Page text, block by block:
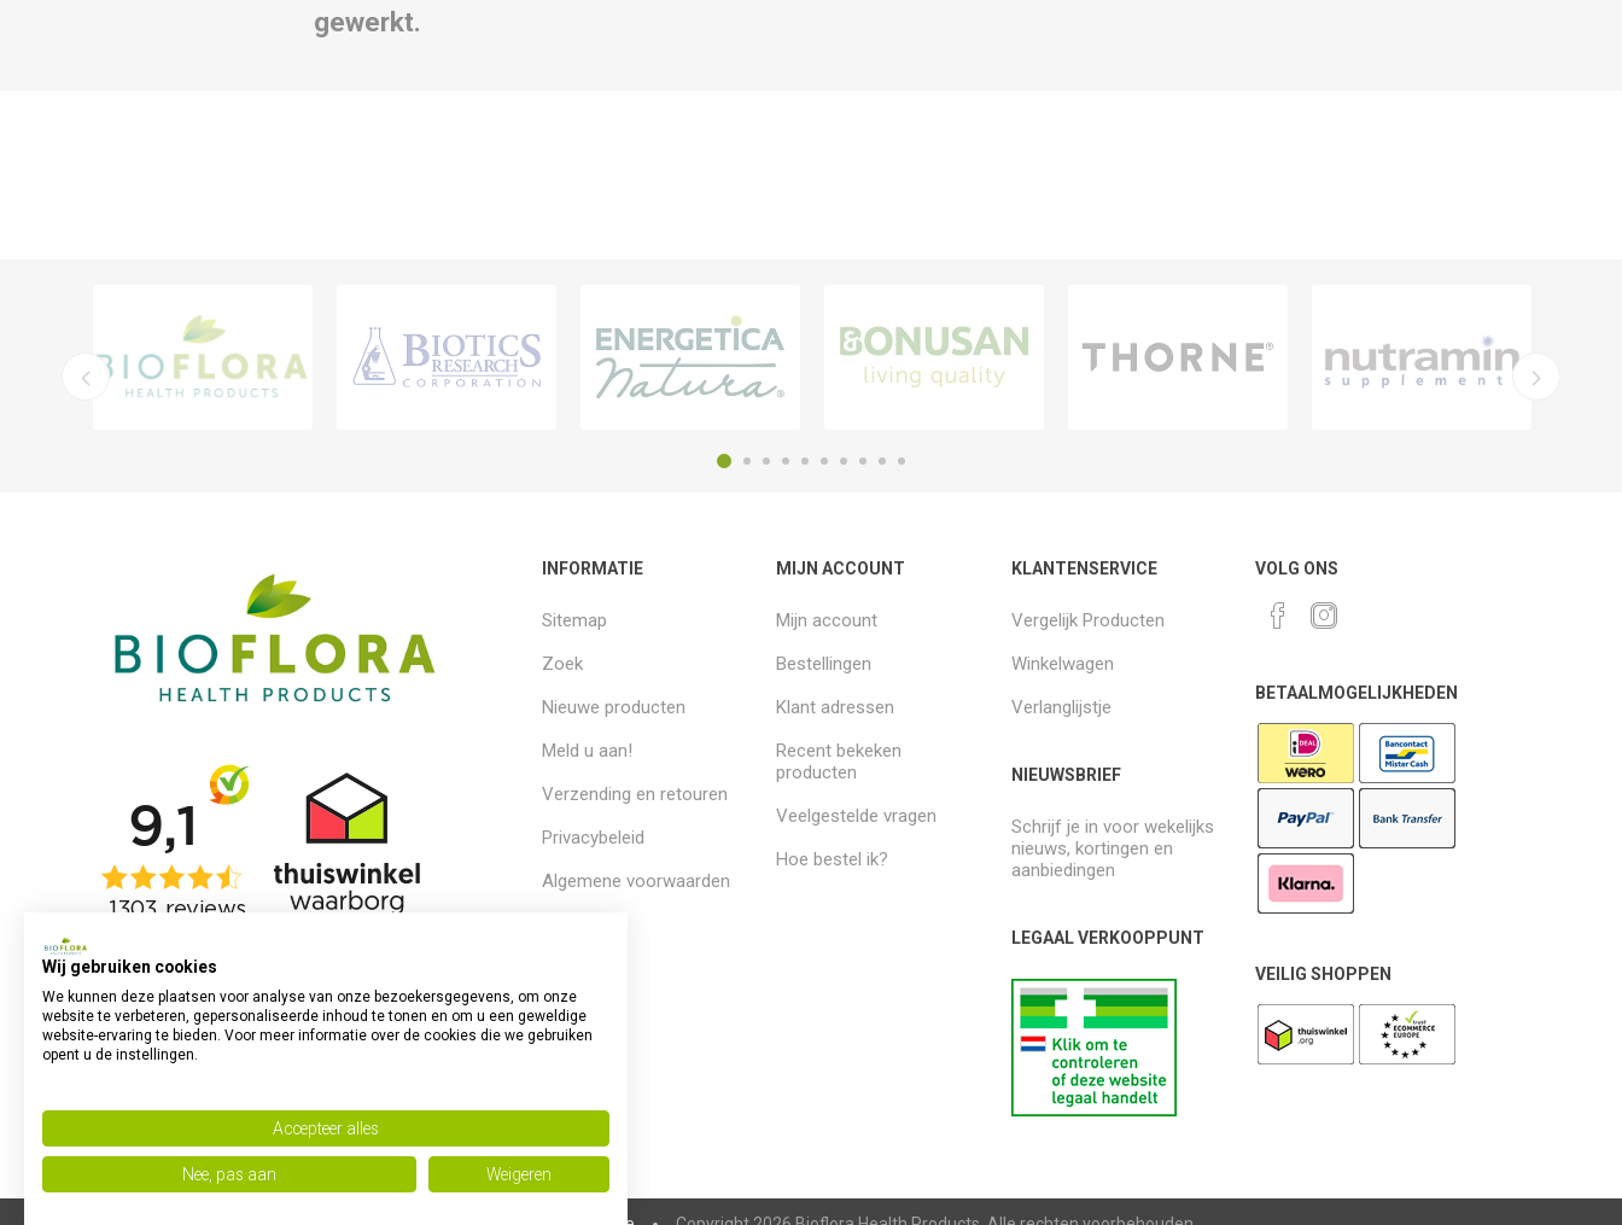
gewerkt.
INFORMATIE
Sitemap
Zoek
Nieuwe producten
Meld u aan!
Verzending en retouren
Privacybeleid
Algemene voorwaarden
MIJN ACCOUNT
Mijn account
Bestellingen
Klant adressen
Recent bekeken
producten
Veelgestelde vragen
Hoe bestel ik?
KLANTENSERVICE
Vergelijk Producten
Winkelwagen
Verlanglijstje
NIEUWSBRIEF
Schrijf je in voor wekelijks
nieuws, kortingen en
aanbiedingen
LEGAAL VERKOOPPUNT
VOLG ONS
BETAALMOGELIJKHEDEN
VEILIG SHOPPEN
Wij gebruiken cookies
We kunnen deze plaatsen voor analyse van onze bezoekersgegevens, om onze
website te verbeteren, gepersonaliseerde inhoud te tonen en om u een geweldige
website-ervaring te bieden. Voor meer informatie over de cookies die we gebruiken
opent u de instellingen.
Accepteer alles
Nee, pas aan Weigeren